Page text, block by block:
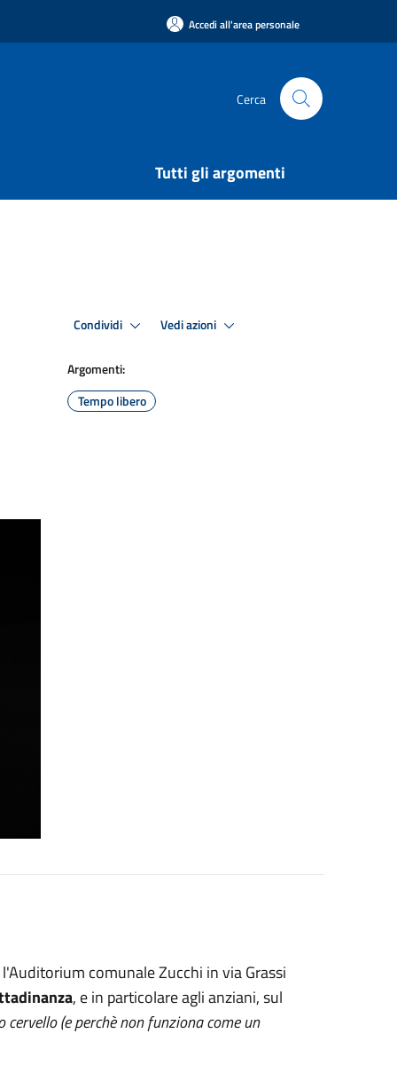
Accedi all'area personale
Cerca
Tutti gli argomenti
Condividi Vedi azioni
Argomenti:
Tempo libero
comunale Zucchi in via Grassi
, e in particolare agli anziani, sul
(e perchè non funziona come un